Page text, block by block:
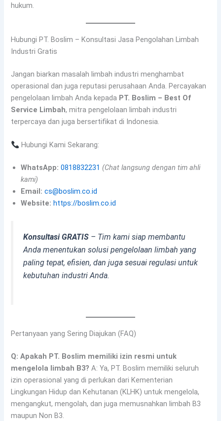
hukum.
Hubungi PT. Boslim – Konsultasi Jasa Pengolahan Limbah
Industri Gratis
Jangan biarkan masalah limbah industri menghambat
operasional dan juga reputasi perusahaan Anda. Percayakan
pengelolaan limbah Anda kepada PT. Boslim – Best Of
Service Limbah, mitra pengelolaan limbah industri
terpercaya dan juga bersertifikat di Indonesia.
Hubungi Kami Sekarang:
WhatsApp: 0818832231 (Chat langsung dengan tim ahli
kami)
Email: cs@boslim.co.id
Website: https://boslim.co.id
Konsultasi GRATIS – Tim kami siap membantu
Anda menentukan solusi pengelolaan limbah yang
paling tepat, efisien, dan juga sesuai regulasi untuk
kebutuhan industri Anda.
Pertanyaan yang Sering Diajukan (FAQ)
Q: Apakah PT. Boslim memiliki izin resmi untuk
mengelola limbah B3? A: Ya, PT. Boslim memiliki seluruh
izin operasional yang di perlukan dari Kementerian
Lingkungan Hidup dan Kehutanan (KLHK) untuk mengelola,
mengangkut, mengolah, dan juga memusnahkan limbah B3
maupun Non B3.